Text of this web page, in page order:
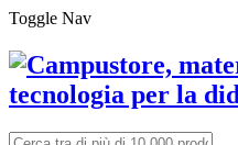
Toggle Nav